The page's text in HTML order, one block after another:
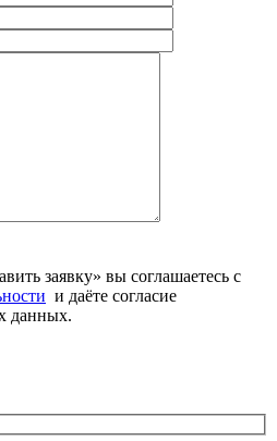
заявку» вы соглашаетесь с
и даёте согласие
данных.